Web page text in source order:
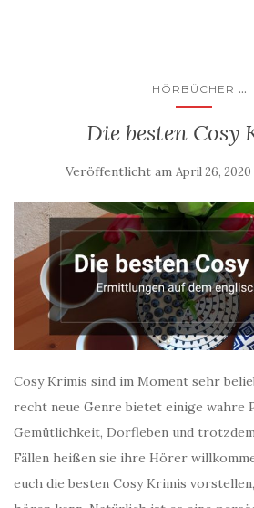
HÖRBÜCHER ...
Die besten Cosy
Veröffentlicht am April 26, 2020
Cosy Krimis sind im Moment sehr
recht neue Genre bietet einige wahre
Gemütlichkeit, Dorfleben und
Fällen heißen sie ihre Hörer
euch die besten Cosy Krimis